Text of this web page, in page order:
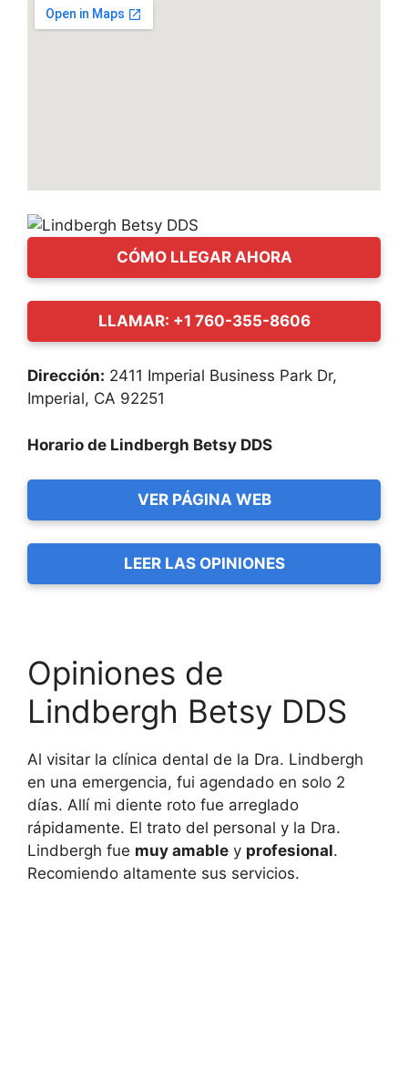
CÓMO LLEGAR AHORA
LLAMAR: +1 760-355-8606
Dirección: 2411 Imperial Business Park Dr,
Imperial, CA 92251
Horario de Lindbergh Betsy DDS
VER PÁGINA WEB
LEER LAS OPINIONES
Opiniones de
Lindbergh Betsy DDS
Al visitar la clínica dental de la Dra. Lindbergh
en una emergencia, fui agendado en solo 2
días. Allí mi diente roto fue arreglado
rápidamente. El trato del personal y la Dra.
Lindbergh fue muy amable y profesional.
Recomiendo altamente sus servicios.